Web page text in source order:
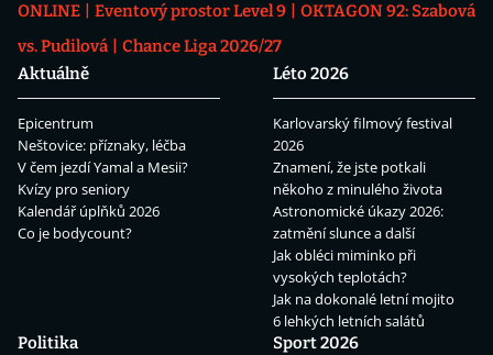
ONLINE
Eventový prostor Level 9
OKTAGON 92: Szabová
vs. Pudilová
Chance Liga 2026/27
Aktuálně
Epicentrum
Neštovice: příznaky, léčba
V čem jezdí Yamal a Mesii?
Kvízy pro seniory
Kalendář úplňků 2026
Co je bodycount?
Léto 2026
Karlovarský filmový festival
2026
Znamení, že jste potkali
někoho z minulého života
Astronomické úkazy 2026:
zatmění slunce a další
Jak obléci miminko při
vysokých teplotách?
Jak na dokonalé letní mojito
6 lehkých letních salátů
Politika
Sport 2026